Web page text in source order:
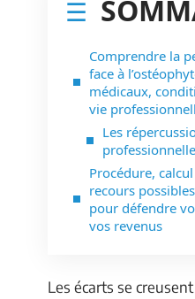
Comprendre la
face à
médicaux,
vie
Les
professionnelle
Procédure,
recours
pour défendre
vos revenus
Les écarts se